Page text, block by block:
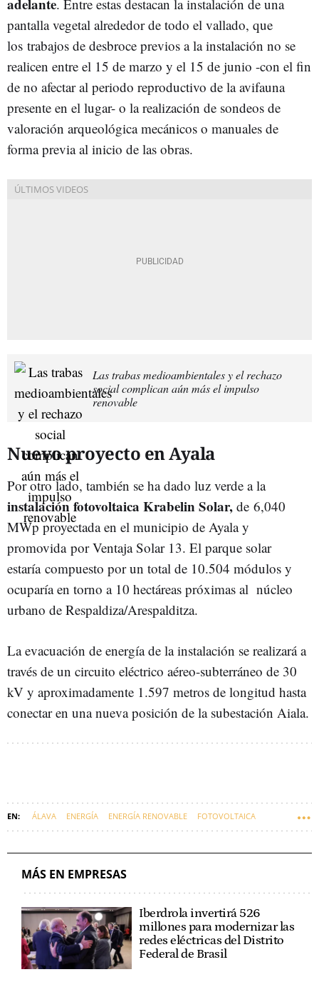
adelante. Entre estas destacan la instalación de una
pantalla vegetal alrededor de todo el vallado, que
los trabajos de desbroce previos a la instalación no se
realicen entre el 15 de marzo y el 15 de junio -con el fin
de no afectar al periodo reproductivo de la avifauna
presente en el lugar- o la realización de sondeos de
valoración arqueológica mecánicos o manuales de
forma previa al inicio de las obras.
Las trabas medioambientales y el rechazo
social complican aún más el impulso
renovable
Nuevo proyecto en Ayala
Por otro lado, también se ha dado luz verde a la
instalación fotovoltaica Krabelin Solar, de 6,040
MWp proyectada en el municipio de Ayala y
promovida por Ventaja Solar 13. El parque solar
estaría compuesto por un total de 10.504 módulos y
ocuparía en torno a 10 hectáreas próximas al núcleo
urbano de Respaldiza/Arespalditza.
La evacuación de energía de la instalación se realizará a
través de un circuito eléctrico aéreo-subterráneo de 30
kV y aproximadamente 1.597 metros de longitud hasta
conectar en una nueva posición de la subestación Aiala.
ÁLAVA ENERGÍA ENERGÍA RENOVABLE FOTOVOLTAICA
MÁS EN EMPRESAS
Iberdrola invertirá 526
millones para modernizar las
redes eléctricas del Distrito
Federal de Brasil